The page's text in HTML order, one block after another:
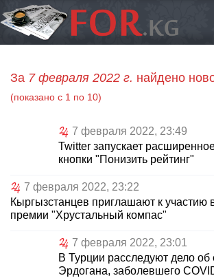
За 7 февраля 2022 г. найдено
(показано с 1 по 10)
7 февраля 2022, 23:49
Twitter запускает
кнопки "Понизить рейтинг"
7 февраля 2022, 23:22
Кыргызстанцев приглашают к участию
премии "Хрустальный компас"
7 февраля 2022, 23:01
В Турции расследуют дело об
Эрдогана, заболевшего